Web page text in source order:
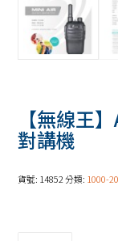
【無線王
對講機
貨號: 14852 分類: 1000-